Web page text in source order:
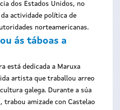
dos Estados Unidos, no
actividade política de
norteamericanas.
ás táboas a
está dedicada a Maruxa
artista que traballou arreo
galega. Durante a súa
trabou amizade con Castelao